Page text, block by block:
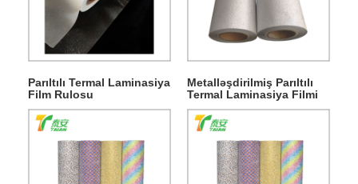
Parıltılı Termal Laminasiya
Film Rulosu
Metalləşdirilmiş Parıltılı
Termal Laminasiya Filmi